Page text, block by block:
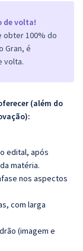
de volta!
obter 100% do
Gran, é
volta.
(além do
edital, após
matéria.
nos aspectos
com larga
(imagem e